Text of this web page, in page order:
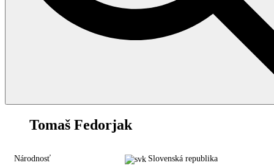
Tomaš Fedorjak
Národnosť Slovenská republika